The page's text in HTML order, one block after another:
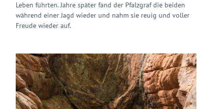
Leben führten. Jahre später fand der Pfalzgraf die beiden
während einer Jagd wieder und nahm sie reuig und voller
Freude wieder auf.